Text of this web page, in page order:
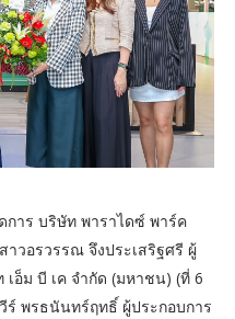
าร บริษัท พาราไดซ์ พาร์ค
วอรวรรณ จึงประเสริฐศรี ผู้
อ็ม บี เค จำกัด (มหาชน) (ที่ 6
ร์ พรธนันทร์ฤทธิ์ ผู้ประกอบการ